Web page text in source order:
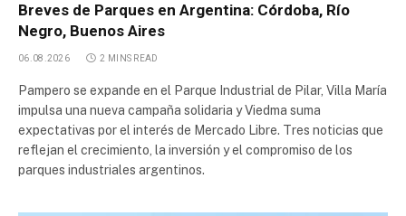
Area Industrial Las Parejas
Parque de Servicios e Industrias Palmira
Sector Industrial Planificado Carmen de Patagones
Parque Industrial AMCO
Breves de Parques en Argentina: Córdoba, Río
Negro, Buenos Aires
06.08.2026 2 MINS READ
Pampero se expande en el Parque Industrial de Pilar, Villa María
impulsa una nueva campaña solidaria y Viedma suma
expectativas por el interés de Mercado Libre. Tres noticias que
reflejan el crecimiento, la inversión y el compromiso de los
parques industriales argentinos.